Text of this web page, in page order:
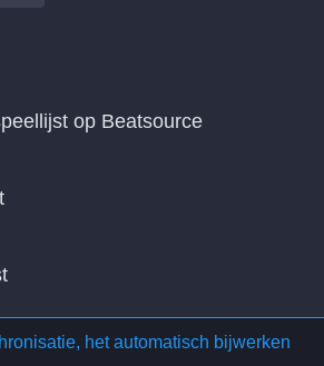
op Beatsource
het automatisch bijwerken